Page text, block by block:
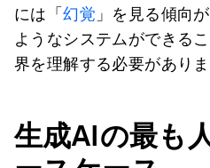
には「幻覚 」を見る傾向
ようなシステムができる
界を理解する必要がありま
生成AIの最も